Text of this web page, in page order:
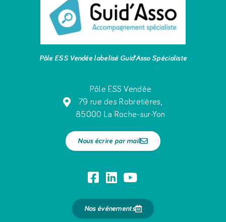
Pôle ESS Vendée labelisé Guid’Asso Spécialiste
Pôle ESS Vendée
79 rue des Robretières,
85000 La Roche-sur-Yon
Nous écrire par mail
Nos événements